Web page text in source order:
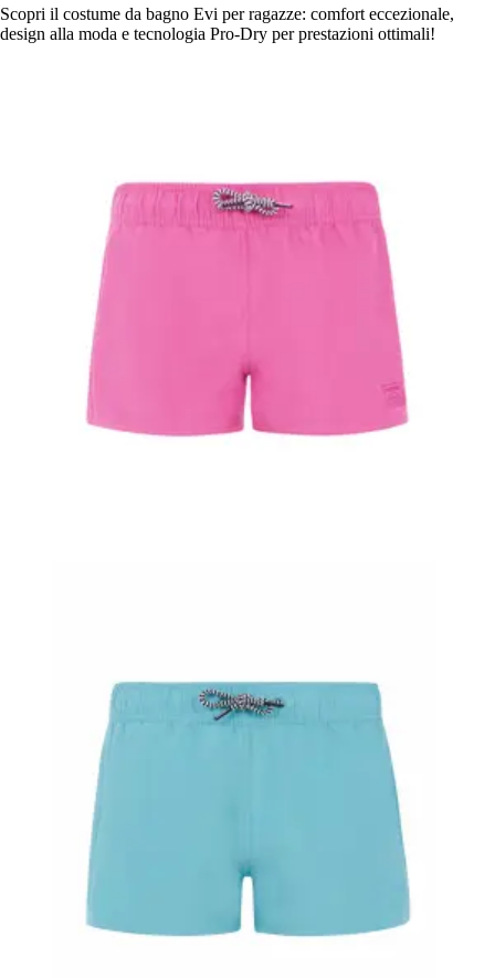
Scopri il costume da bagno Evi per ragazze: comfort eccezionale,
design alla moda e tecnologia Pro-Dry per prestazioni ottimali!